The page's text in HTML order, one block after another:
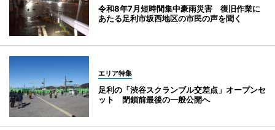
令和8年7月短時間集中豪雨災害 復旧作業に
あたる足利市坂西地区の市民の声を聞く
エリア特集
足利の「渋谷スクランブル交差点」オープンセ
ット 閉鎖前最後の一般公開へ